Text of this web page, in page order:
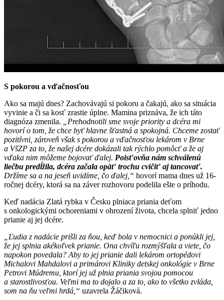
S pokorou a vďačnosťou
Ako sa majú dnes? Zachovávajú si pokoru a čakajú, ako sa situácia
vyvinie a či sa kosť zrastie úplne. Mamina priznáva, že ich táto
diagnóza zmenila.
„Prehodnotili sme svoje priority a dcéra mi
hovorí o tom, že chce byť hlavne šťastná a spokojná. Chceme zostať
pozitívni, zároveň však s pokorou a vďačnosťou lekárom v Brne
a VšZP za to, že našej dcére dokázali tak rýchlo pomôcť a že aj
vďaka nim môžeme bojovať ďalej. Poisťovňa nám schválenú
liečbu predĺžila, dcéra začala opäť trochu cvičiť aj tancovať.
Držíme sa a na jeseň uvidíme, čo ďalej,“ hovorí mama dnes už 16-
ročnej dcéry, ktorá sa na záver rozhovoru podelila ešte o príhodu.
Keď nadácia Zlatá rybka v Česku plniaca priania deťom
s onkologickými ochoreniami v ohrození života, chcela splniť jedno
prianie aj jej dcére.
„Ľudia z nadácie prišli za ňou, keď bola v nemocnici a ponúkli jej,
že jej splnia akékoľvek prianie. Ona chvíľu rozmýšľala a viete, čo
napokon povedala? Aby to jej prianie dali lekárom ortopédovi
Michalovi Mahdalovi a primárovi Kliniky detskej onkológie v Brne
Petrovi Múdremu, ktorí jej už plnia priania svojou pomocou
a starostlivosťou. Veľmi ma to dojalo a za to, ako to všetko zvláda,
som na ňu veľmi hrdá,“ uzavrela Žáčiková.